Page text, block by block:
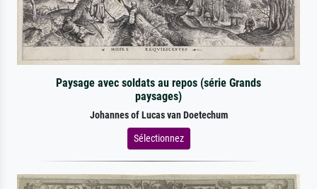
Paysage avec soldats au repos (série Grands
paysages)
Johannes of Lucas van Doetechum
Sélectionnez